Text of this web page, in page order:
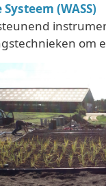
(WASS)
om